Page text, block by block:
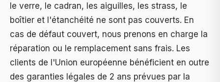
le verre, le cadran, les aiguilles, les strass, le
boîtier et l'étanchéité ne sont pas couverts. En
cas de défaut couvert, nous prenons en charge la
réparation ou le remplacement sans frais. Les
clients de l'Union européenne bénéficient en outre
des garanties légales de 2 ans prévues par la